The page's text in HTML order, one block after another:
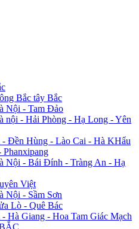
Bắc tây Bắc
Nội - Tam Đảo
nội - Hải Phòng - Hạ Long - Yên
Đền Hùng - Lào Cai - Hà KHẩu
Phanxipang
Nội - Bái Đính - Tràng An - Hạ
Việt
Nội - Sầm Sơn
Lò - Quê Bác
Hà Giang - Hoa Tam Giác Mạch